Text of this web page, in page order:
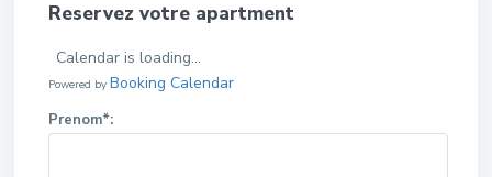
Reservez votre apartment
Calendar is loading...
Powered by Booking Calendar
Prenom*: